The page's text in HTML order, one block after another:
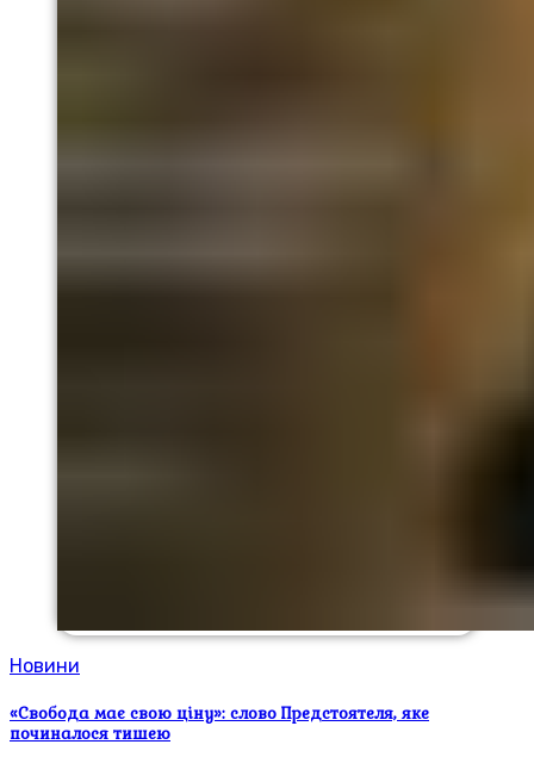
Новини
«Свобода має свою ціну»: слово Предстоятеля, яке
починалося тишею